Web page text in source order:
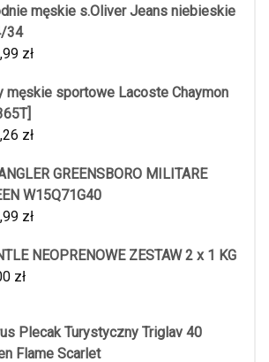
męskie s.Oliver Jeans niebieskie
34
zł
męskie sportowe Lacoste Chaymon
zł
GREENSBORO MILITARE
W15Q71G40
zł
NEOPRENOWE ZESTAW 2 x 1 KG
zł
Plecak Turystyczny Triglav 40
Flame Scarlet